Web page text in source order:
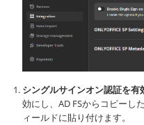
シングルサインオン認証を有
効にし、AD FSからコピーし
ィールドに貼り付けます。